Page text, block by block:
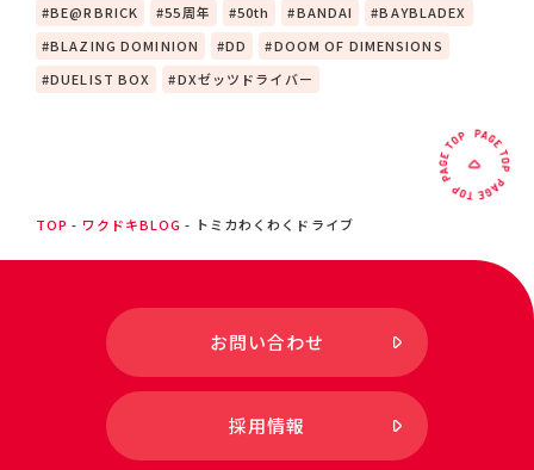
BE@RBRICK 55周年 50th BANDAI
BAYBLADEX
BLAZING DOMINION
DD
DOOM OF DIMENSIONS
DUELIST BOX
DXゼッツドライバー
TOP ワクドキBLOG トミカわくわくドライブ
お問い合わせ
採用情報